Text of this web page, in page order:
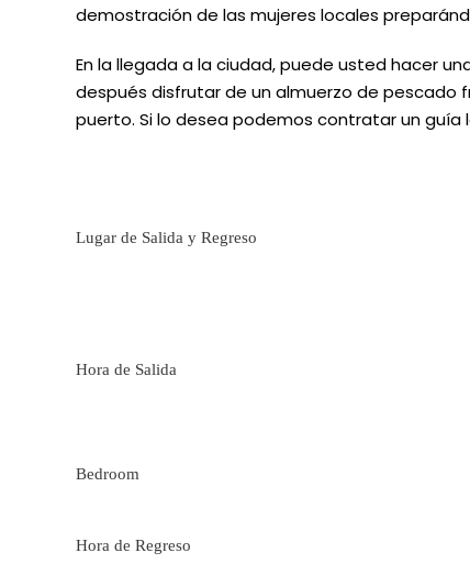
demostración de las mujeres locales
En la llegada a la ciudad, puede usted hacer
después disfrutar de un almuerzo de pescado
puerto. Si lo desea podemos contratar un guía
Lugar de Salida y Regreso
Hora de Salida
Bedroom
Hora de Regreso